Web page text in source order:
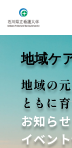
地域ケ
地域の元
ともに育
お知らせ
イベン